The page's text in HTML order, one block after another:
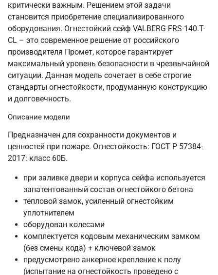
критически важным. Решением этой задачи
становится приобретение специализированного
оборудования. Огнестойкий сейф VALBERG FRS-140.T-
CL – это современное решение от российского
производителя Промет, которое гарантирует
максимальный уровень безопасности в чрезвычайной
ситуации. Данная модель сочетает в себе строгие
стандарты огнестойкости, продуманную конструкцию
и долговечность.
Описание модели
Предназначен для сохранности документов и
ценностей при пожаре. Огнестойкость: ГОСТ Р 57384-
2017: класс 60Б.
при заливке двери и корпуса сейфа используется
запатентованный состав огнестойкого бетона
тепловой замок, усиленный огнестойким
уплотнителем
оборудован колесами
комплектуется кодовым механическим замком
(без смены кода) + ключевой замок
предусмотрено анкерное крепление к полу
(испытание на огнестойкость проведено с